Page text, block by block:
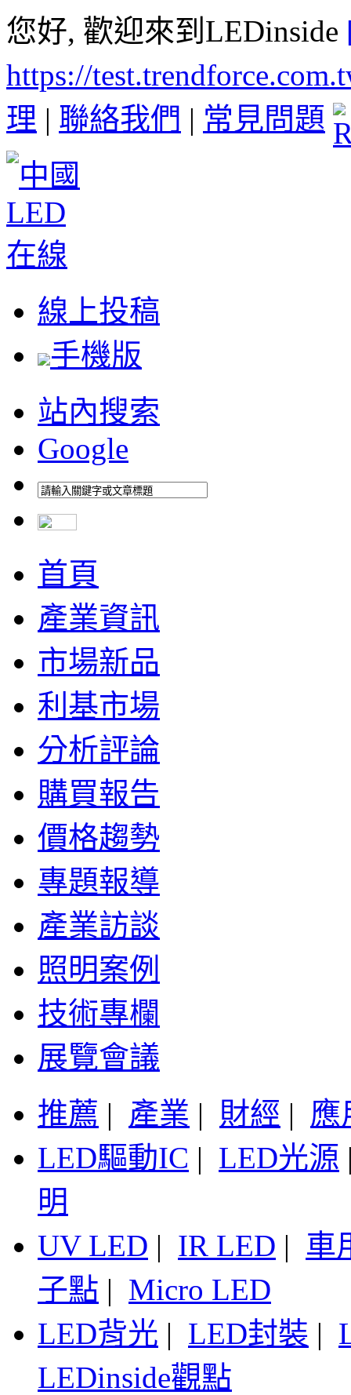
您好, 歡迎來到LEDinside
https://
理 | 聯絡我們 | 常見問題
線上投稿
手機版
站內搜索
Google
首頁
產業資訊
市場新品
利基市場
分析評論
購買報告
價格趨勢
專題報導
產業訪談
照明案例
技術專欄
展覽會議
推薦 | 產業 | 財經 | 應
LED驅動IC | LED光源
明
UV LED | IR LED | 車
子點 | Micro LED
LED背光 | LED封裝 |
LEDinside觀點